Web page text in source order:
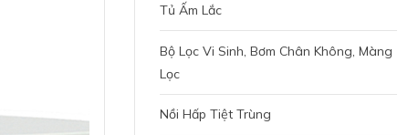
Tủ Ấm Lắc
Bộ Lọc Vi Sinh, Bơm Chân Không, Màng
Lọc
Nồi Hấp Tiệt Trùng